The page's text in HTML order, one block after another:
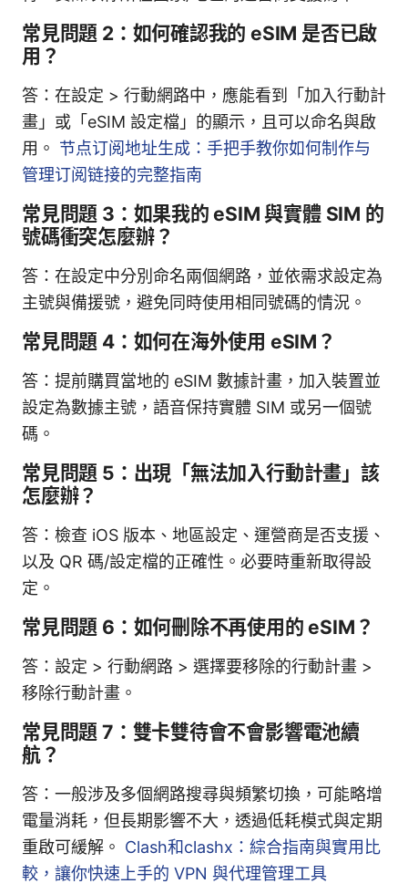
常見問題 2：如何確認我的 eSIM 是否已啟
用？
答：在設定 > 行動網路中，應能看到「加入行動計
畫」或「eSIM 設定檔」的顯示，且可以命名與啟
用。 节点订阅地址生成：手把手教你如何制作与
管理订阅链接的完整指南
常見問題 3：如果我的 eSIM 與實體 SIM 的
號碼衝突怎麼辦？
答：在設定中分別命名兩個網路，並依需求設定為
主號與備援號，避免同時使用相同號碼的情況。
常見問題 4：如何在海外使用 eSIM？
答：提前購買當地的 eSIM 數據計畫，加入裝置並
設定為數據主號，語音保持實體 SIM 或另一個號
碼。
常見問題 5：出現「無法加入行動計畫」該
怎麼辦？
答：檢查 iOS 版本、地區設定、運營商是否支援、
以及 QR 碼/設定檔的正確性。必要時重新取得設
定。
常見問題 6：如何刪除不再使用的 eSIM？
答：設定 > 行動網路 > 選擇要移除的行動計畫 >
移除行動計畫。
常見問題 7：雙卡雙待會不會影響電池續
航？
答：一般涉及多個網路搜尋與頻繁切換，可能略增
電量消耗，但長期影響不大，透過低耗模式與定期
重啟可緩解。 Clash和clashx：綜合指南與實用比
較，讓你快速上手的 VPN 與代理管理工具